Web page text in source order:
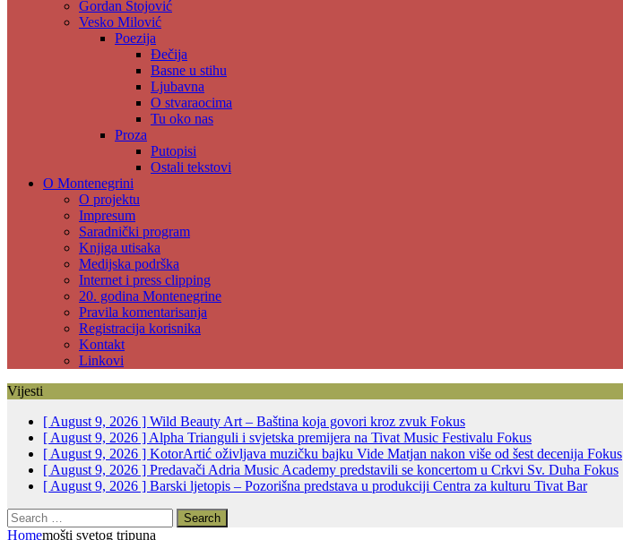
Gordan Stojović
Vesko Milović
Poezija
Đečija
Basne u stihu
Ljubavna
O stvaraocima
Tu oko nas
Proza
Putopisi
Ostali tekstovi
O Montenegrini
O projektu
Impresum
Saradnički program
Knjiga utisaka
Medijska podrška
Internet i press clipping
20. godina Montenegrine
Pravila komentarisanja
Registracija korisnika
Kontakt
Linkovi
Vijesti
[ August 9, 2026 ] Wild Beauty Art – Baština koja govori kroz zvuk Fokus
[ August 9, 2026 ] Alpha Trianguli i svjetska premijera na Tivat Music Festivalu Fokus
[ August 9, 2026 ] KotorArtić oživljava muzičku bajku Vide Matjan nakon više od šest decenija Fokus
[ August 9, 2026 ] Predavači Adria Music Academy predstavili se koncertom u Crkvi Sv. Duha Fokus
[ August 9, 2026 ] Barski ljetopis – Pozorišna predstava u produkciji Centra za kulturu Tivat Bar
Search
for:
Homemošti svetog tripuna